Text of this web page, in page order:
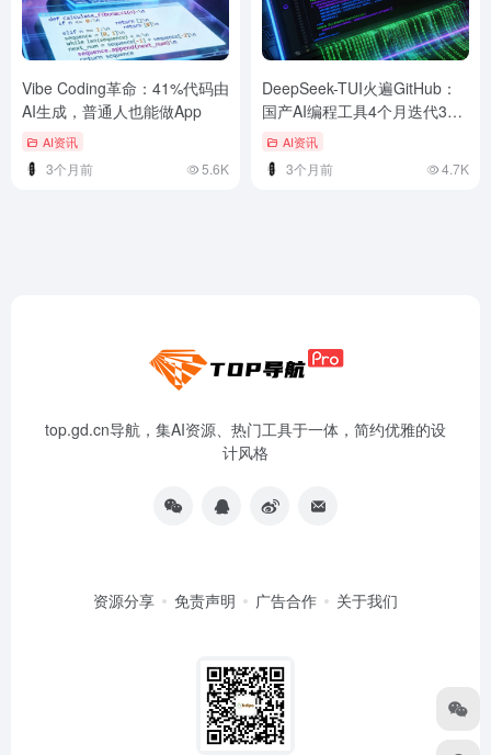
Vibe Coding革命：41%代码由
AI生成，普通人也能做App
AI资讯
3个月前 5.6K
DeepSeek-TUI火遍GitHub：
国产AI编程工具4个月迭代37
个版本
AI资讯
3个月前 4.7K
top.gd.cn导航，集AI资源、热门工具于一体，简约优雅的设
计风格
资源分享 免责声明 广告合作 关于我们